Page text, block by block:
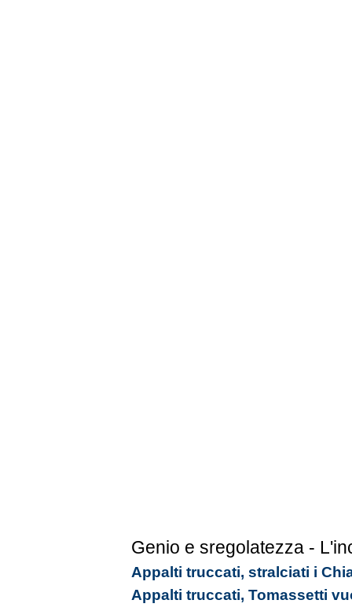
Genio e sregolatezza -
Appalti truccati, stralciati i
Appalti truccati, Tomassetti